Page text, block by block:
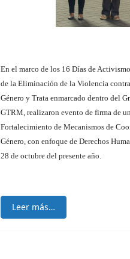
En el marco de los 16 Días de
de la Eliminación de la Violencia
Género y Trata enmarcado dentro del
GTRM, realizaron evento de firma de
Fortalecimiento de Mecanismos de
Género, con enfoque de Derechos
28 de octubre del presente año.
Leer más…